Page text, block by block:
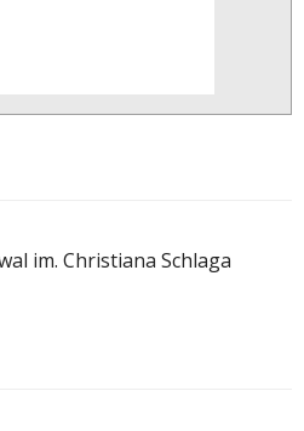
im. Christiana Schlaga